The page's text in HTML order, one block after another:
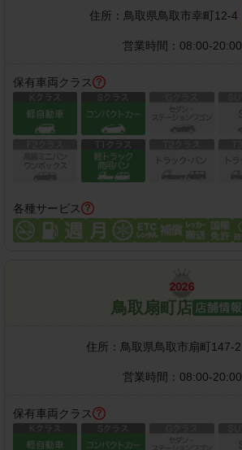
住所： 鳥取県鳥取市幸町12-4
営業時間： 08:00-20:00
保有車両クラス
各種サービス
鳥取扇町店
住所： 鳥取県鳥取市扇町147-2
営業時間： 08:00-20:00
保有車両クラス